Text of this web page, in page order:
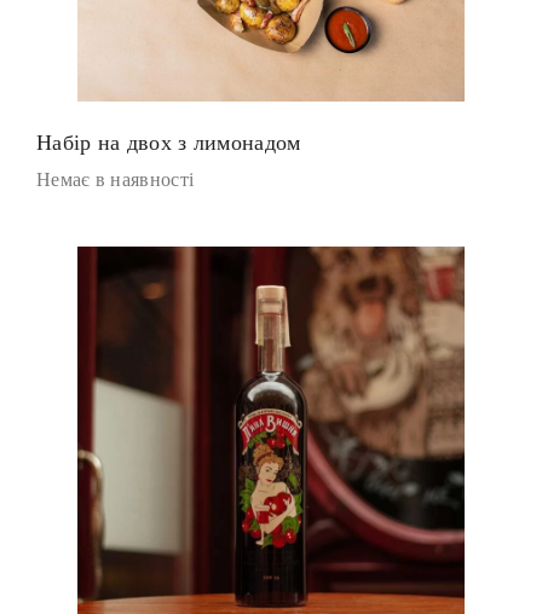
Набір на двох з лимонадом
Немає в наявності